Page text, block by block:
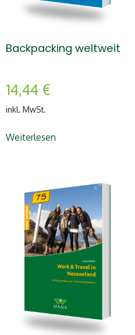
Backpacking weltweit
14,44 €
inkl. MwSt.
Weiterlesen